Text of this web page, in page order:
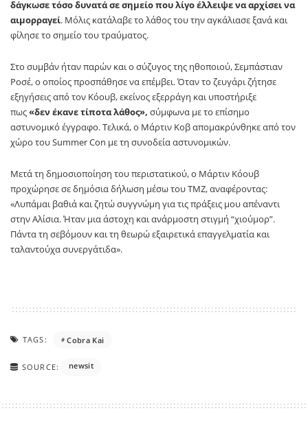
δάγκωσε τόσο δυνατά σε σημείο που λίγο έλλειψε να αρχίσει να
αιμορραγεί. Μόλις κατάλαβε το λάθος του την αγκάλιασε ξανά και
φίλησε το σημείο του τραύματος.
Στο συμβάν ήταν παρών και ο σύζυγος της ηθοποιού, Σεμπάστιαν
Ροσέ, ο οποίος προσπάθησε να επέμβει. Όταν το ζευγάρι ζήτησε
εξηγήσεις από τον Κόουβ, εκείνος εξερράγη και υποστήριξε
πως«δεν έκανε τίποτα λάθος», σύμφωνα με το επίσημο
αστυνομικό έγγραφο. Τελικά, ο Μάρτιν Κοβ απομακρύνθηκε από τον
χώρο του Summer Con με τη συνοδεία αστυνομικών.
Μετά τη δημοσιοποίηση του περιστατικού, ο Μάρτιν Κόουβ
προχώρησε σε δημόσια δήλωση μέσω του TMZ, αναφέροντας:
«Λυπάμαι βαθιά και ζητώ συγγνώμη για τις πράξεις μου απέναντι
στην Αλίσια. Ήταν μια άστοχη και ανάρμοστη στιγμή “χιούμορ”.
Πάντα τη σεβόμουν και τη θεωρώ εξαιρετικά επαγγελματία και
ταλαντούχα συνεργάτιδα».
TAGS: Cobra Kai
SOURCE: newsit